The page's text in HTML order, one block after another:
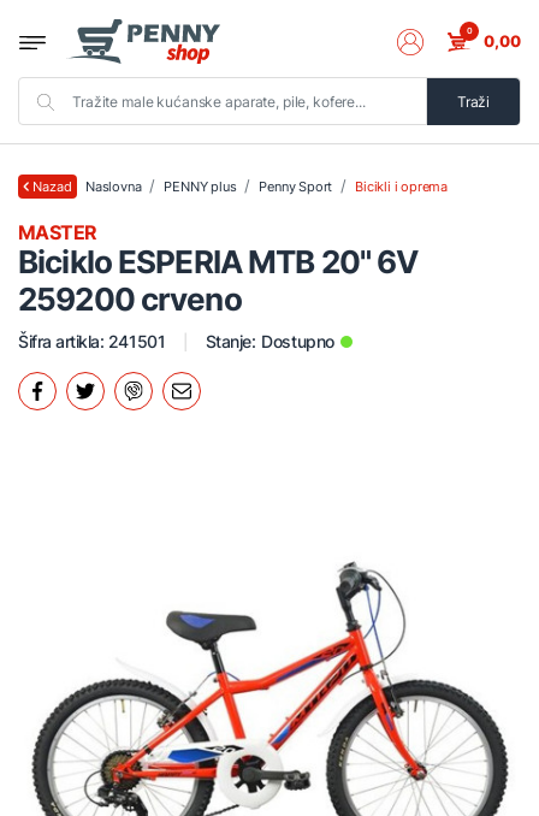
Traži
0 0,00
Nazad Naslovna PENNY plus Penny Sport Bicikli i oprema
Biciklo ESPERIA MTB 20" 6V
259200 crveno
MASTER
Šifra artikla: 241501 Stanje: Dostupno